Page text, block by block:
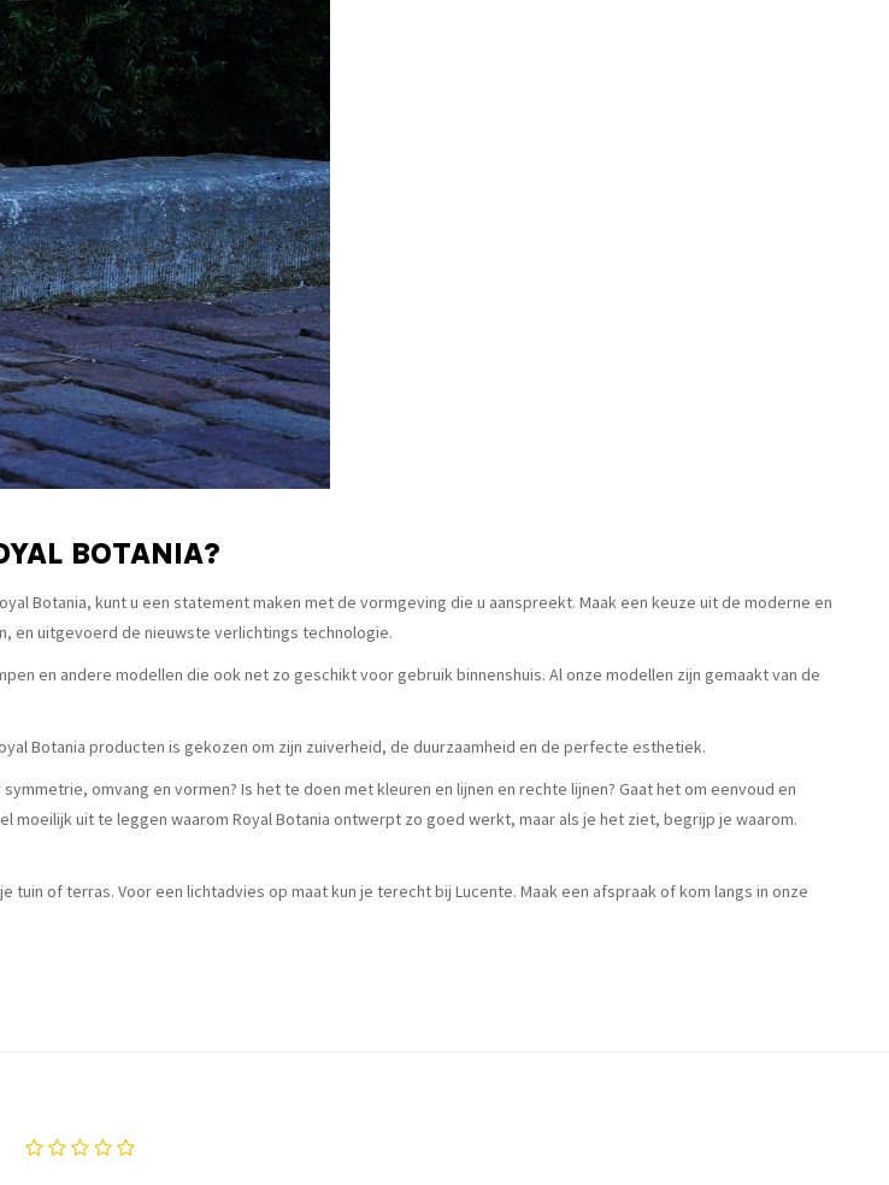
BOTANIA?
Botania, kunt u een statement maken met de vormgeving die u aanspreekt. Maak een keuze uit de moderne en
en uitgevoerd de nieuwste verlichtings technologie.
en andere modellen die ook net zo geschikt voor gebruik binnenshuis. Al onze modellen zijn gemaakt van de
Botania producten is gekozen om zijn zuiverheid, de duurzaamheid en de perfecte esthetiek.
omvang en vormen? Is het te doen met kleuren en lijnen en rechte lijnen? Gaat het om eenvoud en
uit te leggen waarom Royal Botania ontwerpt zo goed werkt, maar als je het ziet, begrijp je waarom.
of terras. Voor een lichtadvies op maat kun je terecht bij Lucente. Maak een afspraak of kom langs in onze